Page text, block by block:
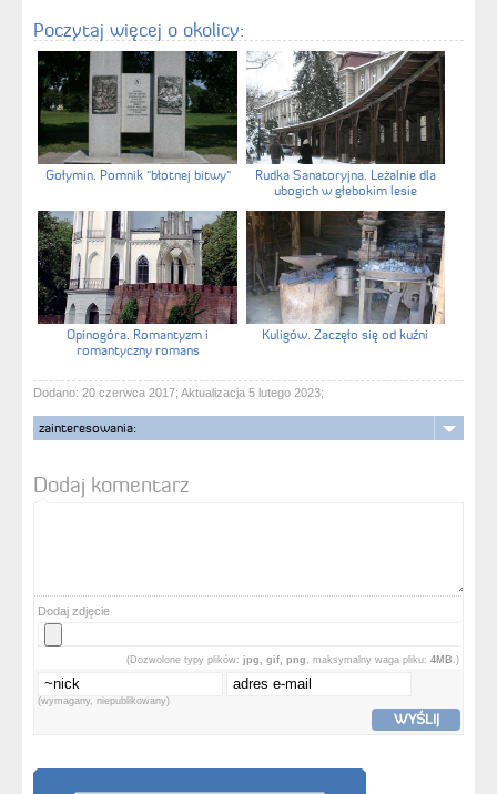
Poczytaj więcej o okolicy:
Gołymin. Pomnik "błotnej bitwy"
Rudka Sanatoryjna. Leżalnie dla
ubogich w głebokim lesie
Opinogóra. Romantyzm i
romantyczny romans
Kuligów. Zaczęło się od kuźni
Dodano: 20 czerwca 2017; Aktualizacja 5 lutego 2023;
zainteresowania:
Dodaj komentarz
Dodaj zdjęcie
(Dozwolone typy plików: jpg, gif, png , maksymalny waga pliku: 4MB. )
(wymagany, niepublikowany)
WYŚLIJ